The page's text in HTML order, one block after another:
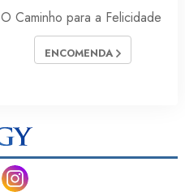
O Caminho para a Felicidade
ENCOMENDA